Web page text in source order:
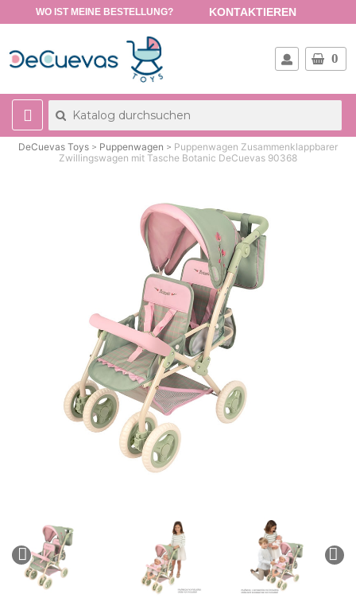
WO IST MEINE BESTELLUNG? KONTAKTIEREN
0
DeCuevas Toys Puppenwagen
Puppenwagen Zusammenklappbarer
Zwillingswagen mit Tasche Botanic DeCuevas 90368